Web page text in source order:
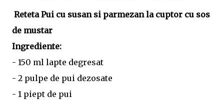
Reteta Pui cu susan si parmezan la cuptor cu sos
de mustar
Ingrediente:
- 150 ml lapte degresat
- 2 pulpe de pui dezosate
- 1 piept de pui